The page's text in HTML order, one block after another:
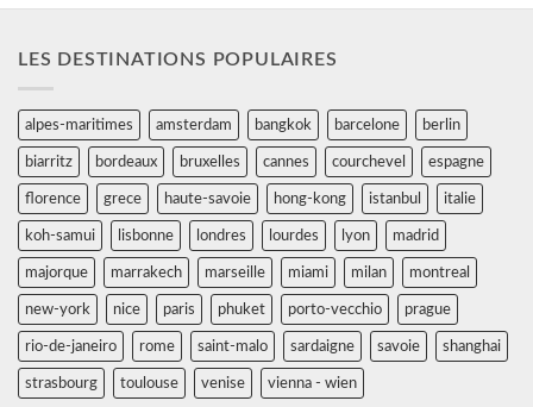
LES DESTINATIONS POPULAIRES
alpes-maritimes amsterdam bangkok barcelone berlin
biarritz bordeaux bruxelles cannes courchevel espagne
florence grece haute-savoie hong-kong istanbul italie
koh-samui lisbonne londres lourdes lyon madrid
majorque marrakech marseille miami milan montreal
new-york nice paris phuket porto-vecchio prague
rio-de-janeiro rome saint-malo sardaigne savoie shanghai
strasbourg toulouse venise vienna - wien